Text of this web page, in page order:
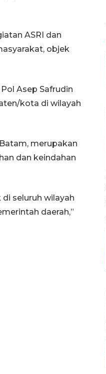
ASRI dan
objek
Asep Safrudin
kota di wilayah
merupakan
dan keindahan
seluruh wilayah
daerah,”